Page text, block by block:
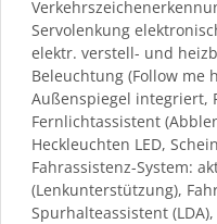
Servolenkung
elektr. verstell- und
Beleuchtung (Follow me
Außenspiegel integriert,
Fernlichtassistent
Heckleuchten LED,
Fahrassistenz-System:
(Lenkunterstützung),
Spurhalteassistent